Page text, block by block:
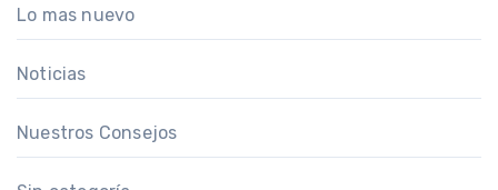
Lo mas nuevo
Noticias
Nuestros Consejos